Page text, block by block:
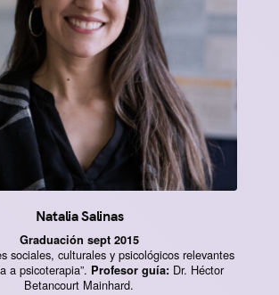
Natalia Salinas
Graduación sept 2015
sociales, culturales y psicológicos relevantes
a psicoterapia”. Profesor guía: Dr. Héctor
Betancourt Mainhard.